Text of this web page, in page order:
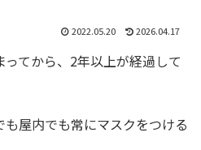
2022.05.20 2026.04.17
てから、2年以上が経過して
屋内でも常にマスクをつける